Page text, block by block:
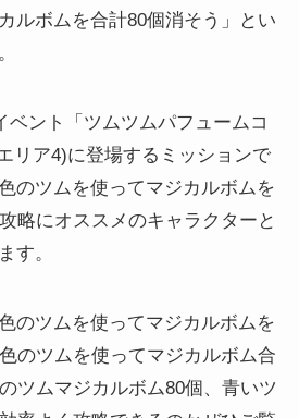
ルボムを合計80個消そう」とい
ベント「ツムツムパフュームコ
リア4)に登場するミッションで
のツムを使ってマジカルボムを
略にオススメのキャラクターと
す。
のツムを使ってマジカルボムを
のツムを使ってマジカルボム合
ツムマジカルボム80個、青いツ